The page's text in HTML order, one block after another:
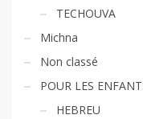
TECHOUVA
Michna
Non classé
POUR LES
HEBREU